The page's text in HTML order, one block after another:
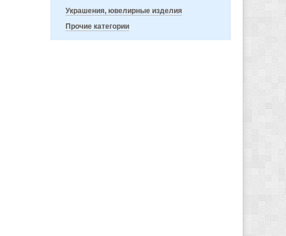
Украшения, ювелирные изделия
Прочие категории